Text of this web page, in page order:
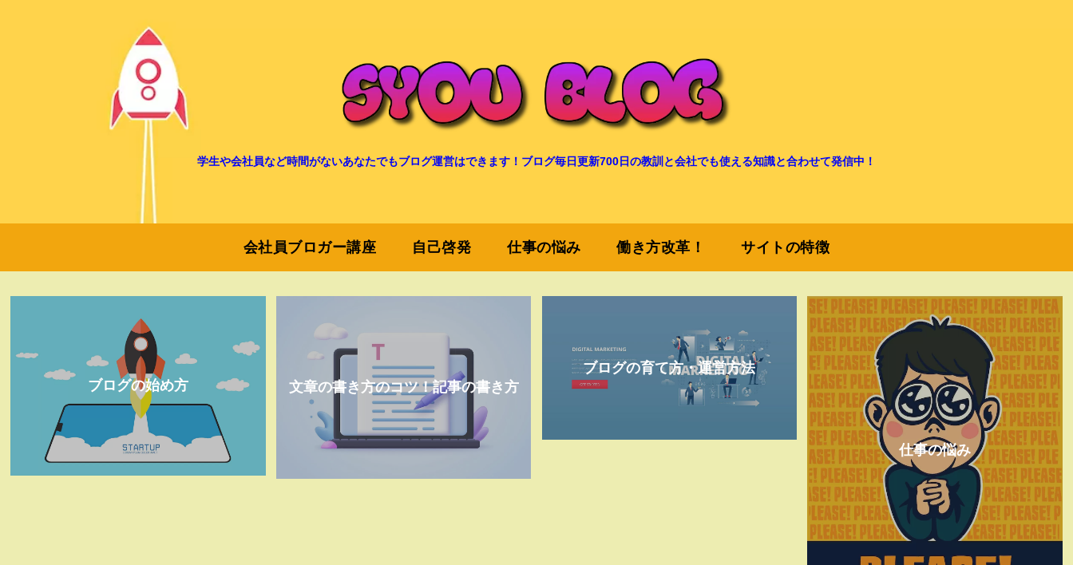
学生や会社員など時間がないあなたでもブログ運営はできます！ブログ毎日更新700日の教訓と会社でも使える知識と合わせて発信中！
会社員ブロガー講座 自己啓発 仕事の悩み 働き方改革！ サイトの特徴
ブログの始め方 文章の書き方のコツ！記事の書き方
ブログの育て方・運営方法
仕事の悩み